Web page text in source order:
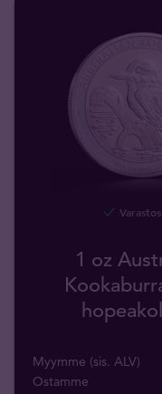
1 oz
Myymme (sis. ALV)
Ostamme